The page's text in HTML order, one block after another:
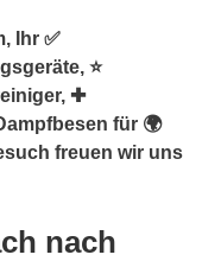
Ihr ✅
⭐
✚
für 🌍
freuen wir uns
nach